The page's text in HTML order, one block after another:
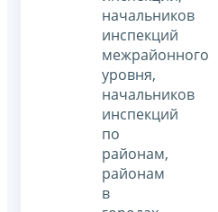
начальников
инспекций
межрайонного
уровня,
начальников
инспекций
по
районам,
районам
в